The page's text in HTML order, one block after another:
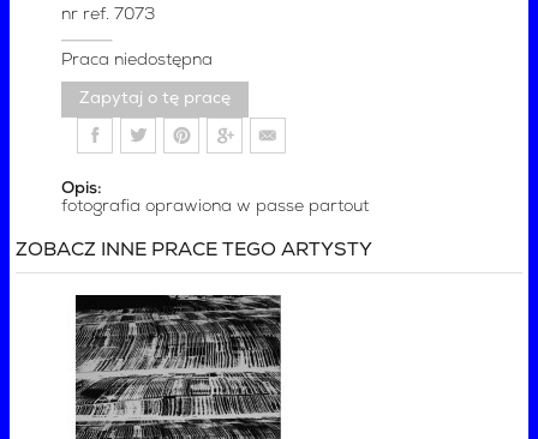
nr ref.7073
Praca niedostępna
Zapytaj o tę pracę
Opis:
fotografia oprawiona w passe partout
ZOBACZ INNE PRACE TEGO ARTYSTY